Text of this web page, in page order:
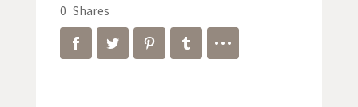
0 Shares